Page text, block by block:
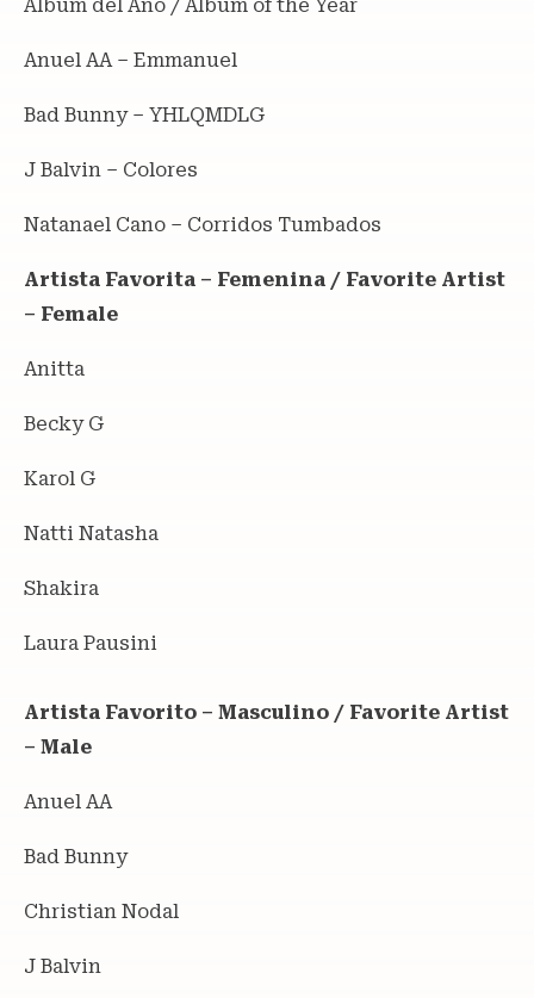
Álbum del Año / Album of the Year
Anuel AA – Emmanuel
Bad Bunny – YHLQMDLG
J Balvin – Colores
Natanael Cano – Corridos Tumbados
Artista Favorita – Femenina / Favorite Artist
– Female
Anitta
Becky G
Karol G
Natti Natasha
Shakira
Laura Pausini
Artista Favorito – Masculino / Favorite Artist
– Male
Anuel AA
Bad Bunny
Christian Nodal
J Balvin